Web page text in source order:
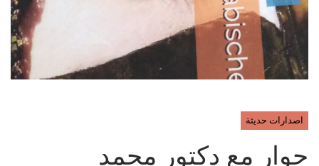
اصدارات حديثة
حوار مع دكتور محمد